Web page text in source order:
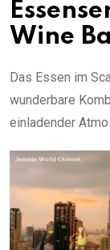
Wine
Das Essen im
wunderbare
einladender